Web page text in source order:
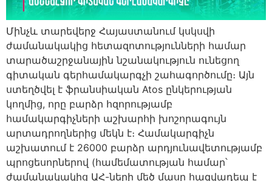
Մինչև տարեվերջ Հայաստանում կսկսվի
ժամանակակից հետազոտությունների համար
տարածաշրջանային նշանակություն ունեցող
գիտական ​​գերհամակարգչի շահագործումը։ Այն
ստեղծվել է ֆրանսիական Atos ընկերության
կողմից, որը բարձր հզորությամբ
համակարգիչների աշխարհի խոշորագույն
արտադրողներից մեկն է։ Համակարգիչն
աշխատում է 26000 բարձր արդյունավետությամբ
պրոցեսորներով (համեմատության համար՝
ժամանակակից ԱՀ-ների մեծ մասը հազվադեպ է